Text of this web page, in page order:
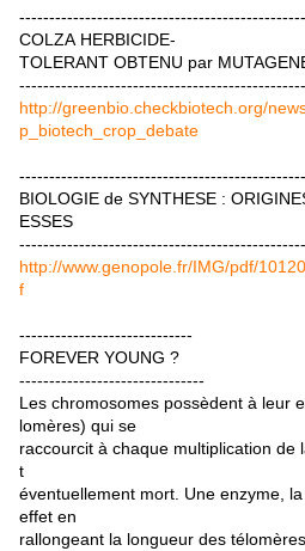
COLZA HERBICIDE-
TOLERANT OBTENU par
http://greenbio.checkbiotech.org/
p_biotech_crop_debate
BIOLOGIE de SYNTHESE :
ESSES
http://www.genopole.fr/IMG/pdf/
f
-----------------------------
FOREVER YOUNG ?
-------------------------------
Les chromosomes possèdent à leur
lomères) qui se
raccourcit à chaque multiplication de
t
éventuellement mort. Une enzyme,
effet en
rallongeant la longueur des